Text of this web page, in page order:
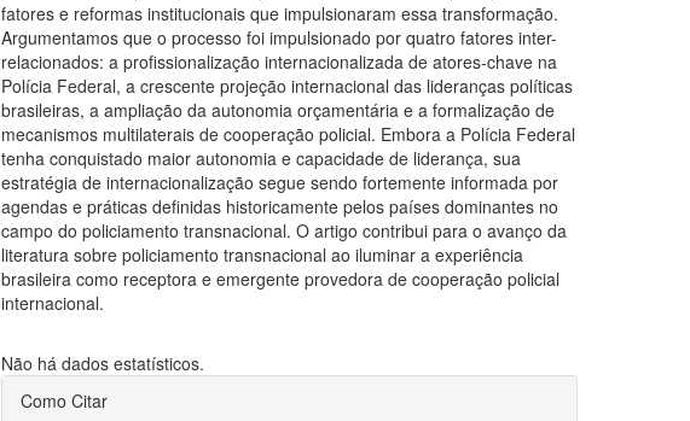
fatores e reformas institucionais que impulsionaram essa transformação.
Argumentamos que o processo foi impulsionado por quatro fatores inter-
relacionados: a profissionalização internacionalizada de atores-chave na
Polícia Federal, a crescente projeção internacional das lideranças políticas
brasileiras, a ampliação da autonomia orçamentária e a formalização de
mecanismos multilaterais de cooperação policial. Embora a Polícia Federal
tenha conquistado maior autonomia e capacidade de liderança, sua
estratégia de internacionalização segue sendo fortemente informada por
agendas e práticas definidas historicamente pelos países dominantes no
campo do policiamento transnacional. O artigo contribui para o avanço da
literatura sobre policiamento transnacional ao iluminar a experiência
brasileira como receptora e emergente provedora de cooperação policial
internacional.
Não há dados estatísticos.
Como Citar